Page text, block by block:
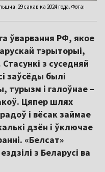
29 сакавіка 2024 года. Фота:
ўварвання РФ, якое
тэрыторыі,
з суседняй
заўсёды былі
турызм і галоўнае –
Цяпер шлях
і вёсак займае
дзён і ўключае
«Белсат»
з Беларусі ва